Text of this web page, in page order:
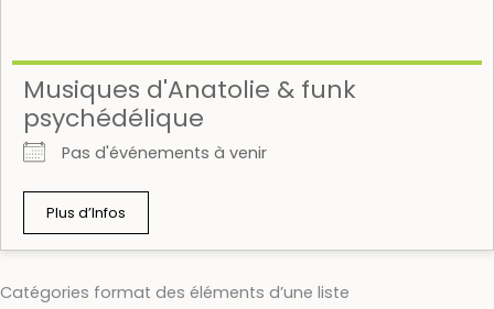
Musiques d'Anatolie & funk
psychédélique
Pas d'événements à venir
Plus d’Infos
Catégories format des éléments d’une liste